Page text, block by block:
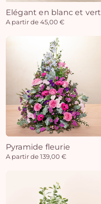
Elégant en blanc et vert
A partir de 45,00 €
Pyramide fleurie
A partir de 139,00 €